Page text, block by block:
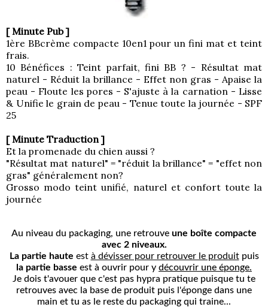
[ Minute Pub ]
1ère BBcrème compacte 10en1 pour un fini mat et teint
frais.
10 Bénéfices : Teint parfait, fini BB ? - Résultat mat
naturel - Réduit la brillance - Effet non gras - Apaise la
peau - Floute les pores - S'ajuste à la carnation - Lisse
& Unifie le grain de peau - Tenue toute la journée - SPF
25
[ Minute Traduction ]
Et la promenade du chien aussi ?
"Résultat mat naturel" = "réduit la brillance" = "effet non
gras" généralement non?
Grosso modo teint unifié, naturel et confort toute la
journée
Au niveau du packaging, une retrouve une boîte compacte
avec 2 niveaux.
La partie haute est à dévisser pour retrouver le produitpuis
la partie basse est à ouvrir pour y découvrir une éponge.
Je dois t'avouer que c'est pas hypra pratique puisque tu te
retrouves avec la base de produit puis l'éponge dans une
main et tu as le reste du packaging qui traine...